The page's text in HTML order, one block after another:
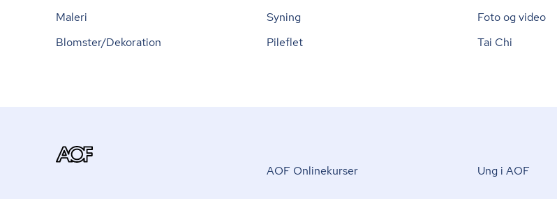
Maleri
Syning Foto og video
Blomster/Dekoration
Pileflet Tai Chi
AOF Onlinekurser Ung i AOF